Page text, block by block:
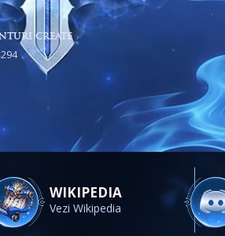
create
,294
WIKIPEDIA
Vezi Wikipedia